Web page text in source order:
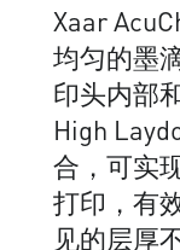
Xaar
均匀的墨
印头内部
High
合，可实
打印，有
见的层厚